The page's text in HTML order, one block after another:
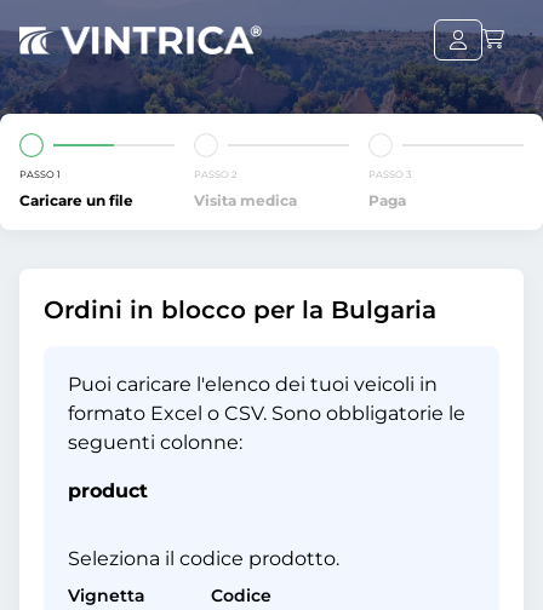
PASSO 1
Caricare un file
PASSO 2
Visita medica
PASSO 3
Paga
Ordini in blocco per la Bulgaria
Puoi caricare l'elenco dei tuoi veicoli in
formato Excel o CSV. Sono obbligatorie le
seguenti colonne:
product
Seleziona il codice prodotto.
Vignetta
Codice